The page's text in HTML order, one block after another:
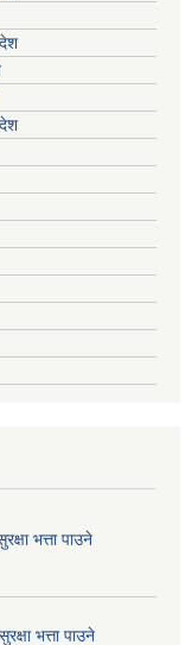
भत्ता पाउने
भत्ता पाउने